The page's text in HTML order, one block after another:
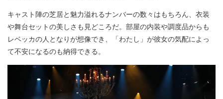
キャスト陣の芝居と魅力溢れるナンバーの数々はもちろん、衣装
や舞台セットの美しさも見どころだ。部屋の内装や調度品からも
レベッカの人となりが想像でき、「わたし」が彼女の気配によっ
て不安になるのも納得できる。